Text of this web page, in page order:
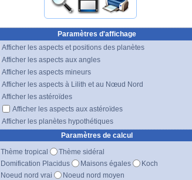
Paramètres d'affichage
Afficher les aspects et positions des planètes
Afficher les aspects aux angles
Afficher les aspects mineurs
Afficher les aspects à Lilith et au Nœud Nord
Afficher les astéroïdes
Afficher les aspects aux astéroïdes
Afficher les planètes hypothétiques
Paramètres de calcul
Thème tropical
Thème sidéral
Domification Placidus
Maisons égales
Koch
Noeud nord vrai
Noeud nord moyen